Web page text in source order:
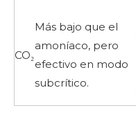
CO₂
Más bajo que el
amoníaco, pero
efectivo en modo
subcrítico.